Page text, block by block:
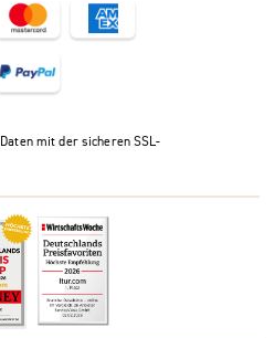
mit der sicheren SSL-